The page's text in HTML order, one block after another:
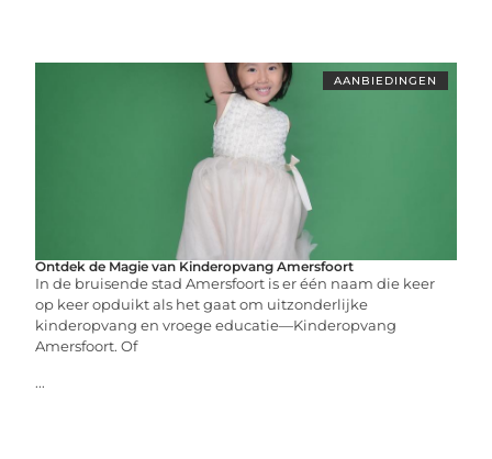
AANBIEDINGEN
Ontdek de Magie van Kinderopvang Amersfoort
In de bruisende stad Amersfoort is er één naam die keer
op keer opduikt als het gaat om uitzonderlijke
kinderopvang en vroege educatie—Kinderopvang
Amersfoort. Of
...